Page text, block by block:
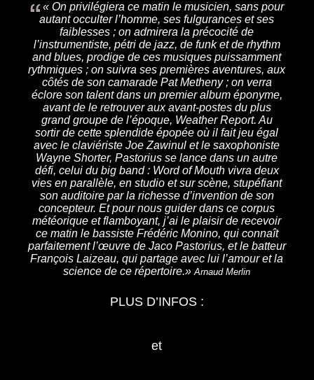
« On privilégiera ce matin le musicien, sans pour
autant occulter l’homme, ses fulgurances et ses
faiblesses ; on admirera la précocité de
l’instrumentiste, pétri de jazz, de funk et de rhythm
and blues, prodige de ces musiques puissamment
rythmiques ; on suivra ses premières aventures, aux
côtés de son camarade Pat Metheny ; on verra
éclore son talent dans un premier album éponyme,
avant de le retrouver aux avant-postes du plus
grand groupe de l’époque, Weather Report. Au
sortir de cette splendide épopée où il fait jeu égal
avec le claviériste Joe Zawinul et le saxophoniste
Wayne Shorter, Pastorius se lance dans un autre
défi, celui du big band : Word of Mouth vivra deux
vies en parallèle, en studio et sur scène, stupéfiant
son auditoire par la richesse d’invention de son
concepteur. Et pour nous guider dans ce corpus
météorique et flamboyant, j’ai le plaisir de recevoir
ce matin le bassiste Frédéric Monino, qui connaît
parfaitement l’œuvre de Jaco Pastorius, et le batteur
François Laizeau, qui partage avec lui l’amour et la
science de ce répertoire.» Arnaud Merlin
PLUS D’INFOS :
et